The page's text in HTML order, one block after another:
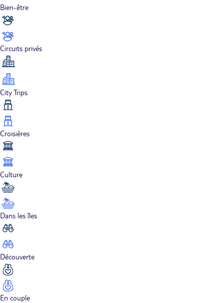
Bien-être
Circuits privés
City Trips
Croisières
Culture
Dans les îles
Découverte
En couple